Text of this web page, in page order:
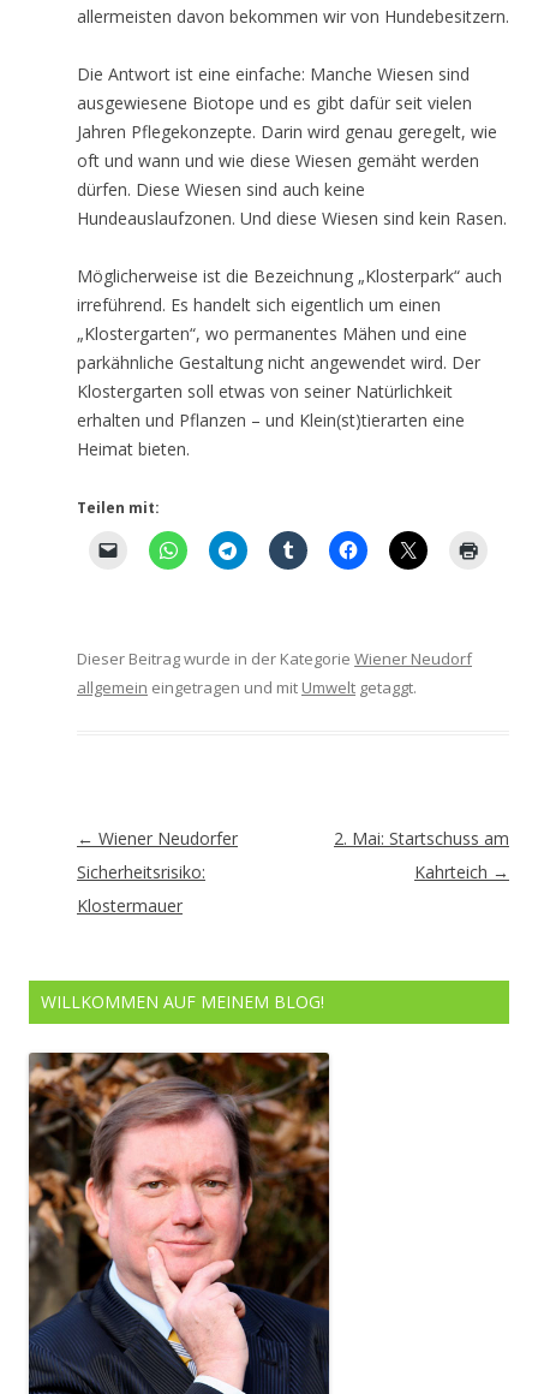
allermeisten davon bekommen wir von Hundebesitzern.
Die Antwort ist eine einfache: Manche Wiesen sind
ausgewiesene Biotope und es gibt dafür seit vielen
Jahren Pflegekonzepte. Darin wird genau geregelt, wie
oft und wann und wie diese Wiesen gemäht werden
dürfen. Diese Wiesen sind auch keine
Hundeauslaufzonen. Und diese Wiesen sind kein Rasen.
Möglicherweise ist die Bezeichnung „Klosterpark“ auch
irreführend. Es handelt sich eigentlich um einen
„Klostergarten“, wo permanentes Mähen und eine
parkähnliche Gestaltung nicht angewendet wird. Der
Klostergarten soll etwas von seiner Natürlichkeit
erhalten und Pflanzen – und Klein(st)tierarten eine
Heimat bieten.
Teilen mit:
Dieser Beitrag wurde in der Kategorie Wiener Neudorf
allgemein eingetragen und mit Umwelt getaggt.
Artikel-
Navigation
← Wiener Neudorfer
Sicherheitsrisiko:
Klostermauer
2. Mai: Startschuss am
Kahrteich →
WILLKOMMEN AUF MEINEM BLOG!